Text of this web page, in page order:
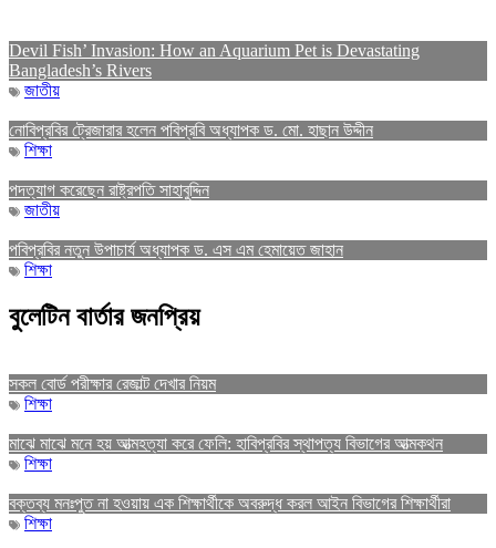
Devil Fish’ Invasion: How an Aquarium Pet is Devastating
Bangladesh’s Rivers
জাতীয়
নোবিপ্রবির ট্রেজারার হলেন পবিপ্রবি অধ্যাপক ড. মো. হাছান উদ্দীন
শিক্ষা
পদত্যাগ করেছেন রাষ্ট্রপতি সাহাবুদ্দিন
জাতীয়
পবিপ্রবির নতুন উপাচার্য অধ্যাপক ড. এস এম হেমায়েত জাহান
শিক্ষা
বুলেটিন বার্তার জনপ্রিয়
সকল বোর্ড পরীক্ষার রেজাল্ট দেখার নিয়ম
শিক্ষা
মাঝে মাঝে মনে হয় আত্মহত্যা করে ফেলি: হাবিপ্রবির স্থাপত্য বিভাগের আত্মকথন
শিক্ষা
বক্তব্য মনঃপুত না হওয়ায় এক শিক্ষার্থীকে অবরুদ্ধ করল আইন বিভাগের শিক্ষার্থীরা
শিক্ষা